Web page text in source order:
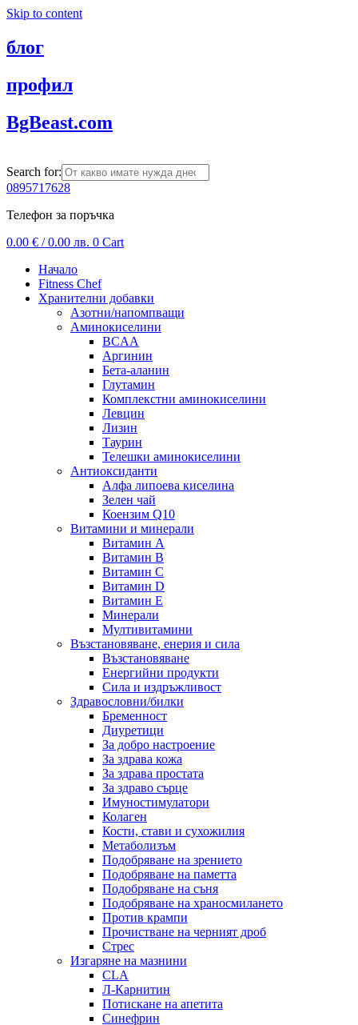
Skip to content
блог
профил
BgBeast.com
Search for:
0895717628
Телефон за поръчка
0.00 € / 0.00 лв. 0 Cart
Начало
Fitness Chef
Хранителни добавки
Азотни/напомпващи
Аминокиселини
BCAA
Аргинин
Бета-аланин
Глутамин
Комплекстни аминокиселини
Левцин
Лизин
Таурин
Телешки аминокиселини
Антиоксиданти
Алфа липоева киселина
Зелен чай
Коензим Q10
Витамини и минерали
Витамин А
Витамин B
Витамин C
Витамин D
Витамин E
Минерали
Мултивитамини
Възстановяване, енерия и сила
Възстановяване
Енергийни продукти
Сила и издръжливост
Здравословни/билки
Бременност
Диуретици
За добро настроение
За здрава кожа
За здрава простата
За здраво сърце
Имуностимулатори
Колаген
Кости, стави и сухожилия
Метаболизъм
Подобряване на зрението
Подобряване на паметта
Подобряване на съня
Подобряване на храносмилането
Против крампи
Прочистване на черният дроб
Стрес
Изгаряне на мазнини
CLA
Л-Карнитин
Потискане на апетита
Синефрин